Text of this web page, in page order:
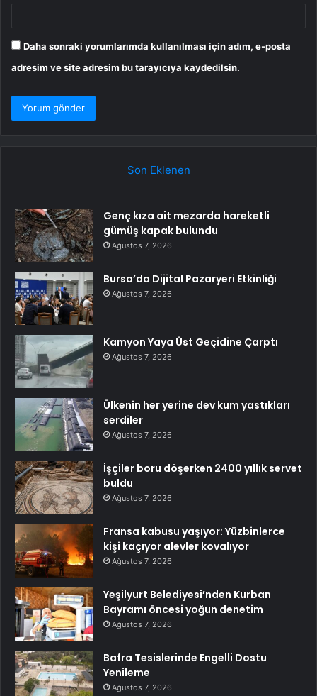
Daha sonraki yorumlarımda kullanılması için adım, e-posta
adresim ve site adresim bu tarayıcıya kaydedilsin.
Son Eklenen
Genç kıza ait mezarda hareketli
gümüş kapak bulundu
Ağustos 7, 2026
Bursa’da Dijital Pazaryeri Etkinliği
Ağustos 7, 2026
Kamyon Yaya Üst Geçidine Çarptı
Ağustos 7, 2026
Ülkenin her yerine dev kum yastıkları
serdiler
Ağustos 7, 2026
İşçiler boru döşerken 2400 yıllık servet
buldu
Ağustos 7, 2026
Fransa kabusu yaşıyor: Yüzbinlerce
kişi kaçıyor alevler kovalıyor
Ağustos 7, 2026
Yeşilyurt Belediyesi’nden Kurban
Bayramı öncesi yoğun denetim
Ağustos 7, 2026
Bafra Tesislerinde Engelli Dostu
Yenileme
Ağustos 7, 2026